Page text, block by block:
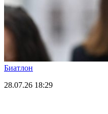
Биатлон
28.07.26 18:29